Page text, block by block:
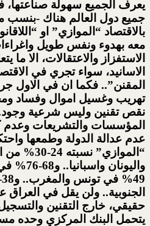
يعرف الجميع سهولة
جميع دول العالم هناك -بنسب
بالاقتصاد “الموازي” او
معه بهدوء ونفس طويل
الاستفزاز والاعتقالات، الا ما
الاسانيد، سواء تجري في
المقنن”.. فكما ان في الاول
تهريب وغسيل اموال وفساد
نقص تقنين وليس شرعية
المؤسسات والتشريعات وعدم
عدم عدالة الدولة وطمعها
“الموازي”
حقيقي، خارج التقنين
يتحمل البنك المركزي وحده